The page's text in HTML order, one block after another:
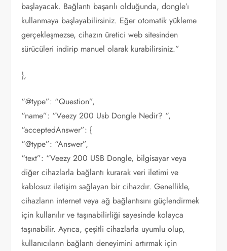
başlayacak. Bağlantı başarılı olduğunda, dongle’ı
kullanmaya başlayabilirsiniz. Eğer otomatik yükleme
gerçekleşmezse, cihazın üretici web sitesinden
sürücüleri indirip manuel olarak kurabilirsiniz.”
},
“@type”: “Question”,
“name”: “Veezy 200 Usb Dongle Nedir? “,
“acceptedAnswer”: {
“@type”: “Answer”,
“text”: “Veezy 200 USB Dongle, bilgisayar veya
diğer cihazlarla bağlantı kurarak veri iletimi ve
kablosuz iletişim sağlayan bir cihazdır. Genellikle,
cihazların internet veya ağ bağlantısını güçlendirmek
için kullanılır ve taşınabilirliği sayesinde kolayca
taşınabilir. Ayrıca, çeşitli cihazlarla uyumlu olup,
kullanıcıların bağlantı deneyimini artırmak için